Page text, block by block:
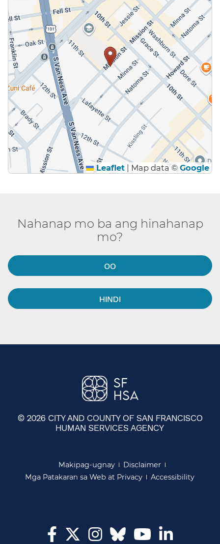
Leaflet Map data ©Google
Nahanap mo ba ang hinahanap
mo?​​
OO​​
HINDI​​
© 2026 CITY AND COUNTY OF SAN FRANCISCO
HUMAN SERVICES AGENCY
Makipag-ugnay​​
Disclaimer​​
Mga Patakaran sa Web at Privacy​​
Accessibility​​